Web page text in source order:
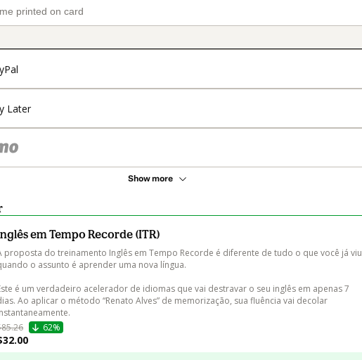
Later
Show more
em Tempo Recorde (ITR)
proposta do treinamento Inglês em Tempo Recorde é diferente de tudo o que você já viu
o assunto é aprender uma nova língua.
é um verdadeiro acelerador de idiomas que vai destravar o seu inglês em apenas 7
Ao aplicar o método “Renato Alves” de memorização, sua fluência vai decolar
62%